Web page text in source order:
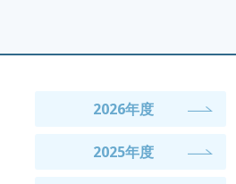
2026年度
2025年度